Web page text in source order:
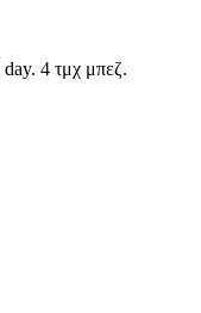
4 τμχ μπεζ.